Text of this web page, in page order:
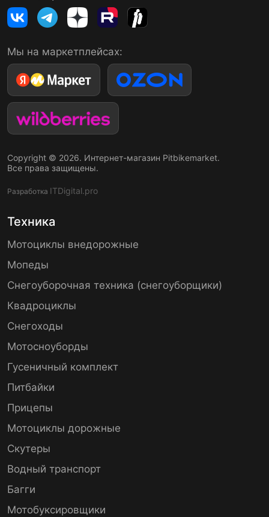
Мы на маркетплейсах:
Copyright © 2026. Интернет-магазин Pitbikemarket.
Все права защищены.
Разработка ITDigital.pro
Техника
Мотоциклы внедорожные
Мопеды
Снегоуборочная техника (снегоуборщики)
Квадроциклы
Снегоходы
Мотосноуборды
Гусеничный комплект
Питбайки
Прицепы
Мотоциклы дорожные
Скутеры
Водный транспорт
Багги
Мотобуксировщики